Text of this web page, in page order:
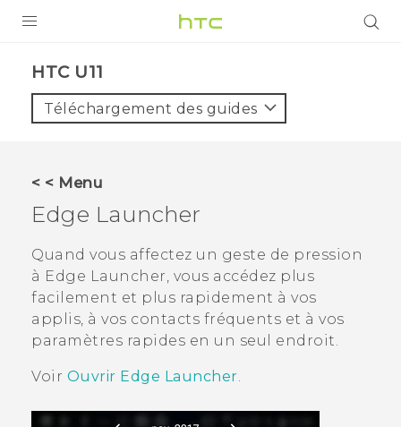
VIVE
VIVERSE
SUPPORT
Appareils HTC & Accessoires
Achat & Règlement Questions
HTC U11‎
Téléchargement des guides
< < Menu
Edge Launcher
Quand vous affectez un geste de pression
à Edge Launcher, vous accédez plus
facilement et plus rapidement à vos
applis, à vos contacts fréquents et à vos
paramètres rapides en un seul endroit.
Voir Ouvrir Edge Launcher.